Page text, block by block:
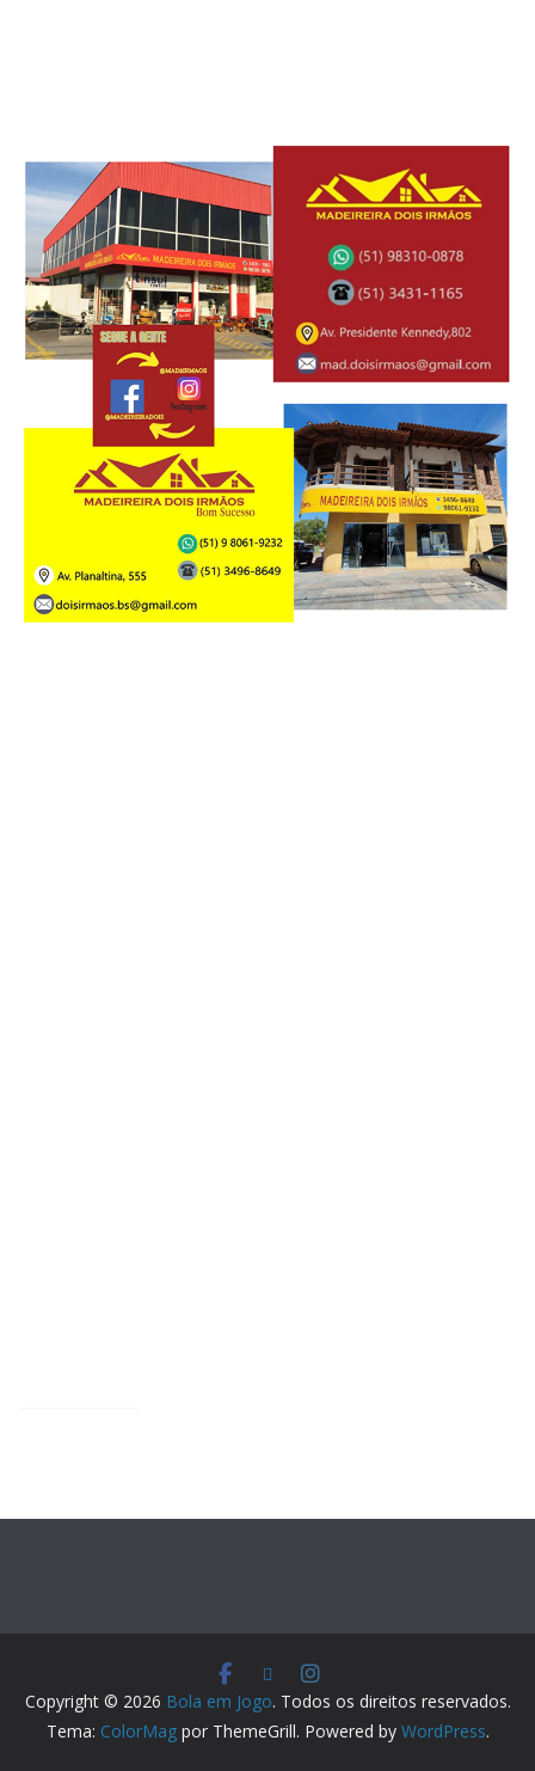
Copyright © 2026 Bola em Jogo. Todos os direitos reservados.
Tema: ColorMagpor ThemeGrill. Powered by WordPress.